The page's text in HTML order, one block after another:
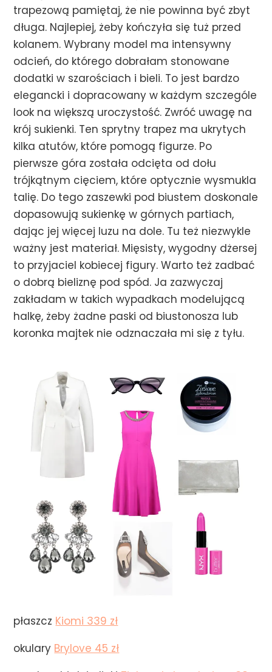
trapezową pamiętaj, że nie powinna być zbyt
długa. Najlepiej, żeby kończyła się tuż przed
kolanem. Wybrany model ma intensywny
odcień, do którego dobrałam stonowane
dodatki w szarościach i bieli. To jest bardzo
elegancki i dopracowany w każdym szczególe
look na większą uroczystość. Zwróć uwagę na
krój sukienki. Ten sprytny trapez ma ukrytych
kilka atutów, które pomogą figurze. Po
pierwsze góra została odcięta od dołu
trójkątnym cięciem, które optycznie wysmukla
talię. Do tego zaszewki pod biustem doskonale
dopasowują sukienkę w górnych partiach,
dając jej więcej luzu na dole. Tu też niezwykle
ważny jest materiał. Mięsisty, wygodny dżersej
to przyjaciel kobiecej figury. Warto też zadbać
o dobrą bieliznę pod spód. Ja zazwyczaj
zakładam w takich wypadkach modelującą
halkę, żeby żadne paski od biustonosza lub
koronka majtek nie odznaczała mi się z tyłu.
płaszcz Kiomi 339 zł
okulary Brylove 45 zł